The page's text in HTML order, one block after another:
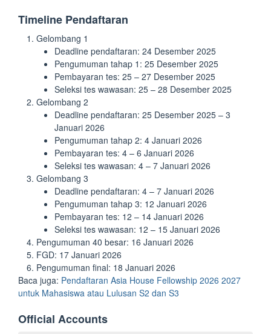
Timeline Pendaftaran
Gelombang 1
Deadline pendaftaran: 24 Desember 2025
Pengumuman tahap 1: 25 Desember 2025
Pembayaran tes: 25 – 27 Desember 2025
Seleksi tes wawasan: 25 – 28 Desember 2025
Gelombang 2
Deadline pendaftaran: 25 Desember 2025 – 3
Januari 2026
Pengumuman tahap 2: 4 Januari 2026
Pembayaran tes: 4 – 6 Januari 2026
Seleksi tes wawasan: 4 – 7 Januari 2026
Gelombang 3
Deadline pendaftaran: 4 – 7 Januari 2026
Pengumuman tahap 3: 12 Januari 2026
Pembayaran tes: 12 – 14 Januari 2026
Seleksi tes wawasan: 12 – 15 Januari 2026
Pengumuman 40 besar: 16 Januari 2026
FGD: 17 Januari 2026
Pengumuman final: 18 Januari 2026
Baca juga: Pendaftaran Asia House Fellowship 2026 2027
untuk Mahasiswa atau Lulusan S2 dan S3
Official Accounts